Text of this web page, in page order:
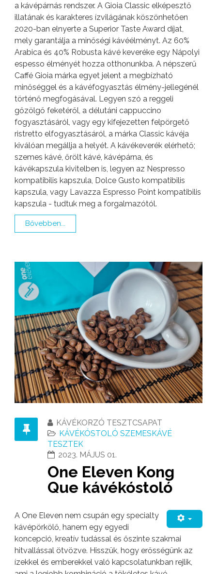
a kávépárnás rendszer. A Gioia Classic elképesztő
illatának és karakteres ízvilágának köszönhetően
2020-ban elnyerte a Superior Taste Award díjat,
mely garantálja a minőségi kávéélményt. Az 60%
Arabica és 40% Robusta kávé keveréke egy Nápolyi
espesso élményét hozza otthonunkba. A népszerű
Caffé Gioia márka egyet jelent a megbízható
minőséggel és a kávéfogyasztás élmény-jellegénél
történő megfogásával. Legyen szó a reggeli
gőzölgő feketéről, a délutáni cappuccino
fogyasztásáról, vagy egy kifejezetten felpörgető
ristretto elfogyasztásáról, a márka Classic kávéja
kiválóan megállja a helyét. A kávékeverék elérhető;
szemes kávé, őrölt kávé, kávépárna, és
kávékapszula kivitelben is, legyen az Nespresso
kompatibilis kapszula, Dolce Gusto kompatibilis
kapszula, vagy Lavazza Espresso Point kompatibilis
kapszula - tudtuk meg a forgalmazótól.
Bővebben...
KÁVÉKORZÓ TESZTCSAPAT
KÁVÉKÓSTOLÓ SZEMESKÁVÉ
TESZTEK
2023. MÁJUS 01.
One Eleven Kong
Que kávékóstoló
A One Eleven nem csupán egy specialty
kávépörkölő, hanem egy egyedi
koncepció, kreatív tudással és őszinte szakmai
hitvallással ötvözve. Hisszük, hogy erősségünk az
ízekkel és emberekkel való kapcsolatunkban rejlik,